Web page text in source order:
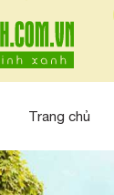
Trang chủ